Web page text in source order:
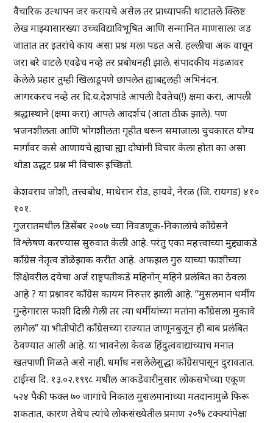
वैचारिक उत्थापन जर करायचे असेल तर प्राध्यापकी थाटातले क्लिष्ट
लेख माझ्यासारख्या उच्चविद्याविभूषित आणि सन्मानित माणसाला जड
जातात तर इतरांचे काय असा प्रश्न मला पडत असे. हल्लीचा अंक वाचून
जरा बरे वाटले एवढेच नव्हे तर प्रबोधनही झाले. संपादकीय मंडळावर
केलेले प्रहार तुम्ही खिलाडूपणे छापलेत ह्याबद्दलही अभिनंदन.
आगरकरच नव्हे तर दि.य.देशपांडे आपली दैवतेच(!) क्षमा करा, आपली
श्रद्धास्थाने (क्षमा करा) आपले आदर्शच (आता ठीक झाले). पण
भजनशीलता आणि भोगशीलता गृहीत धरून समाजाला चुचकारत योग्य
मार्गावर कसे आणायचे ह्याचा ह्या दोघांनी विचार केला होता का असा
थोडा उद्धट प्रश्न मी विचारू इच्छितो.
केशवराव जोशी, तत्त्वबोध, माथेरान रोड, हायवे, नेरळ (जि. रायगड) ४१०
१०१.
गुजरातमधील डिसेंबर २००७ च्या निवडणूक-निकालांचे काँग्रेसने
विश्लेषण करण्यास सुरुवात केली आहे. परंतु एका महत्त्वाच्या मुद्द्याकडे
काँग्रेस नेतृत्व डोळेझाक करीत आहे. अफझल गुरु याच्या फाशीच्या
शिक्षेवरील दयेचा अर्ज राष्ट्रपतीकडे महिनोन् महिने प्रलंबित का ठेवला
आहे ? या प्रश्नावर काँग्रेस कायम निरुत्तर झाली आहे. “मुसलमान धर्मीय
गुन्हेगारास फाशी दिली गेली तर त्या धर्मीयांच्या मतांना काँग्रेसला मुकावे
लागेल” या भीतीपोटी काँग्रेसच्या राज्यात जाणूनबुजून ही बाब प्रलंबित
ठेवण्यात आली आहे. या भावनेला केवळ हिंदुत्ववाद्यांच्याच मनात
खतपाणी मिळते असे नाही. धर्मांध नसलेलेसुद्धा काँग्रेसपासून दुरावतात.
टाईम्स दि. १३.०२.१९९८ मधील आकडेवारीनुसार लोकसभेच्या एकूण
५२४ पैकी फक्त ७० जागांचे निकाल मुसलमानांच्या मतदानामुळे फिरू
शकतात, कारण तेथेच त्यांचे लोकसंख्येतील प्रमाण २०% टक्क्यांपेक्षा